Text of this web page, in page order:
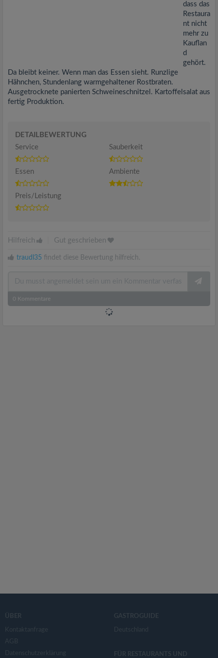
dass das
Restaura
nt nicht
mehr zu
Kauflan
d
gehört.
Da bleibt keiner. Wenn man das Essen sieht. Runzlige
Hähnchen, Stundenlang warmgehaltener Rostbraten.
Ausgetrocknete panierten Schweineschnitzel. Kartoffelsalat aus
fertig Produktion.
DETAILBEWERTUNG
Service
Sauberkeit
Essen Ambiente
Preis/Leistung
Hilfreich Gut geschrieben
traudl35 findet diese Bewertung hilfreich.
0 Kommentare
ÜBER
Kontaktanfrage
AGB
Datenschutzerklärung
GASTROGUIDE
Deutschland
FÜR RESTAURANTS UND